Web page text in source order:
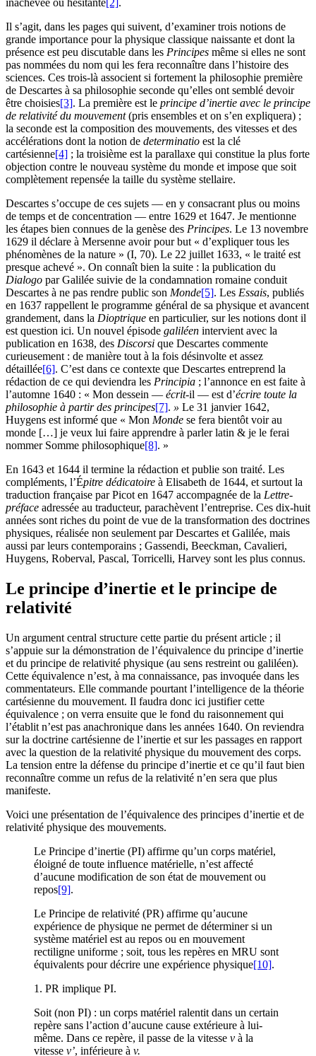
inachevée ou hésitante [2] .
Il s’agit, dans les pages qui suivent, d’examiner trois notions de
grande importance pour la physique classique naissante et dont la
présence est peu discutable dans les Principes même si elles ne sont
pas nommées du nom qui les fera reconnaître dans l’histoire des
sciences. Ces trois-là associent si fortement la philosophie première
de Descartes à sa philosophie seconde qu’elles ont semblé devoir
être choisies[3]. La première est le principe d’inertie avec le principe
de relativité du mouvement(pris ensembles et on s’en expliquera) ;
la seconde est la composition des mouvements, des vitesses et des
accélérations dont la notion de determinatio est la clé
cartésienne[4] ; la troisième est la parallaxe qui constitue la plus forte
objection contre le nouveau système du monde et impose que soit
complètement repensée la taille du système stellaire.
Descartes s’occupe de ces sujets — en y consacrant plus ou moins
de temps et de concentration — entre 1629 et 1647. Je mentionne
les étapes bien connues de la genèse des Principes. Le 13 novembre
1629 il déclare à Mersenne avoir pour but « d’expliquer tous les
phénomènes de la nature » (I, 70). Le 22 juillet 1633, « le traité est
presque achevé ». On connaît bien la suite : la publication du
Dialogo par Galilée suivie de la condamnation romaine conduit
Descartes à ne pas rendre public son Monde[5]. Les Essais, publiés
en 1637 rappellent le programme général de sa physique et avancent
grandement, dans la Dioptrique en particulier, sur les notions dont il
est question ici. Un nouvel épisode galiléen intervient avec la
publication en 1638, des Discorsi que Descartes commente
curieusement : de manière tout à la fois désinvolte et assez
détaillée[6]. C’est dans ce contexte que Descartes entreprend la
rédaction de ce qui deviendra les Principia ; l’annonce en est faite à
l’automne 1640 : « Mon dessein — écrit-il — est d’écrire toute la
philosophie à partir des principes[7]. » Le 31 janvier 1642,
Huygens est informé que « Mon Monde se fera bientôt voir au
monde […] je veux lui faire apprendre à parler latin & je le ferai
nommer Somme philosophique[8]. »
En 1643 et 1644 il termine la rédaction et publie son traité. Les
compléments, l’Épitre dédicatoire à Elisabeth de 1644, et surtout la
traduction française par Picot en 1647 accompagnée de la Lettre-
préface adressée au traducteur, parachèvent l’entreprise. Ces dix-huit
années sont riches du point de vue de la transformation des doctrines
physiques, réalisée non seulement par Descartes et Galilée, mais
aussi par leurs contemporains ; Gassendi, Beeckman, Cavalieri,
Huygens, Roberval, Pascal, Torricelli, Harvey sont les plus connus.
Le principe d’inertie et le principe de
relativité
Un argument central structure cette partie du présent article ; il
s’appuie sur la démonstration de l’équivalence du principe d’inertie
et du principe de relativité physique (au sens restreint ou galiléen).
Cette équivalence n’est, à ma connaissance, pas invoquée dans les
commentateurs. Elle commande pourtant l’intelligence de la théorie
cartésienne du mouvement. Il faudra donc ici justifier cette
équivalence ; on verra ensuite que le fond du raisonnement qui
l’établit n’est pas anachronique dans les années 1640. On reviendra
sur la doctrine cartésienne de l’inertie et sur les passages en rapport
avec la question de la relativité physique du mouvement des corps.
La tension entre la défense du principe d’inertie et ce qu’il faut bien
reconnaître comme un refus de la relativité n’en sera que plus
manifeste.
Voici une présentation de l’équivalence des principes d’inertie et de
relativité physique des mouvements.
Le Principe d’inertie (PI) affirme qu’un corps matériel,
éloigné de toute influence matérielle, n’est affecté
d’aucune modification de son état de mouvement ou
repos[9].
Le Principe de relativité (PR) affirme qu’aucune
expérience de physique ne permet de déterminer si un
système matériel est au repos ou en mouvement
rectiligne uniforme ; soit, tous les repères en MRU sont
équivalents pour décrire une expérience physique[10].
1. PR implique PI.
Soit (non PI) : un corps matériel ralentit dans un certain
repère sans l’action d’aucune cause extérieure à lui-
même. Dans ce repère, il passe de la vitesse v à la
vitesse v’, inférieure à v.